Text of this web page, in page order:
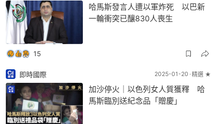
哈馬斯發言人遭以軍炸死 以巴新
一輪衝突已釀830人喪生
15
即時國際 2025-01-20 精選 ★
加沙停火｜以色列女人質獲釋 哈
馬斯臨別送紀念品「贈慶」